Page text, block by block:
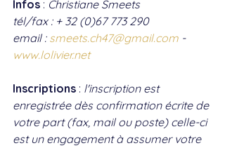
Infos : Christiane Smeets
tél/fax : + 32 (0)67 773 290
email : smeets.ch47@gmail.com -
www.lolivier.net
Inscriptions : l'inscription est
enregistrée dès confirmation écrite de
votre part (fax, mail ou poste) celle-ci
est un engagement à assumer votre